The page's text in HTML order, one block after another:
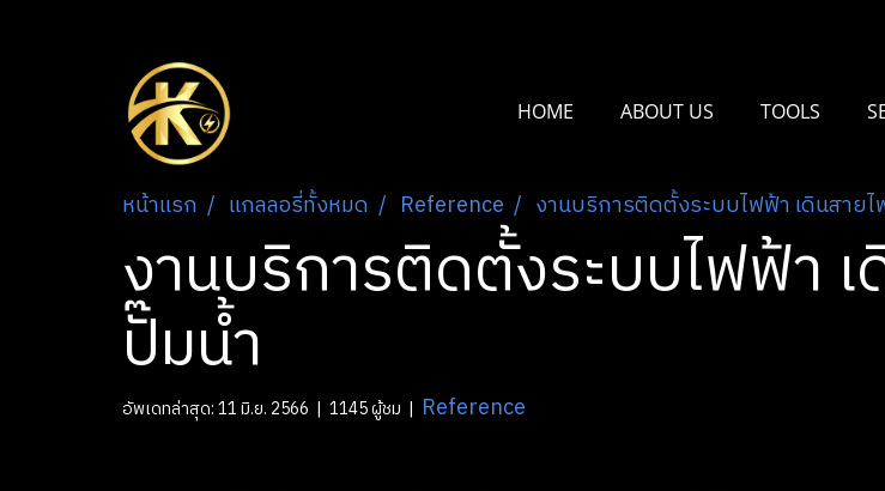
HOME ABOUT US TOOLS
หน้าแรก แกลลอรี่ทั้งหมด Reference งานบริการติดตั้งระบบไฟฟ้า เดินสาย
งานบริการติดตั้งระบบไฟฟ้า
ปั๊มน้ำ
อัพเดทล่าสุด: 11 มิ.ย. 2566 | 1145 ผู้ชม | Reference